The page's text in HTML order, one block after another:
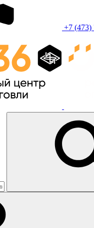
+7 (473)